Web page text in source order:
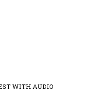
WITH AUDIO